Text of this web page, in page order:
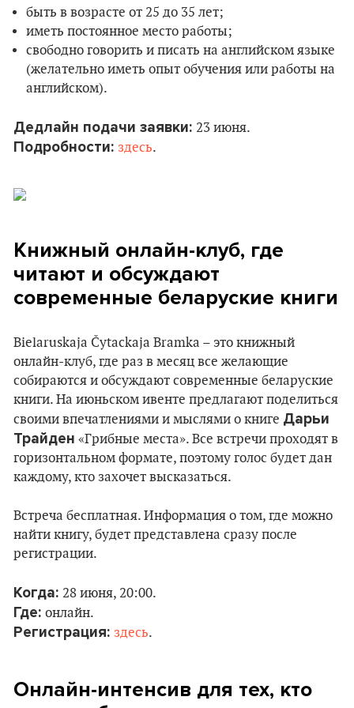
быть в возрасте от 25 до 35 лет;
иметь постоянное место работы;
свободно говорить и писать на английском языке
(желательно иметь опыт обучения или работы на
английском).
Дедлайн подачи заявки: 23 июня.
Подробности: здесь.
Книжный онлайн-клуб, где
читают и обсуждают
современные беларуские книги
Bielaruskaja Čytackaja Bramka – это книжный
онлайн-клуб, где раз в месяц все желающие
собираются и обсуждают современные беларуские
книги. На июньском ивенте предлагают поделиться
своими впечатлениями и мыслями о книге Дарьи
Трайден «Грибные места». Все встречи проходят в
горизонтальном формате, поэтому голос будет дан
каждому, кто захочет высказаться.
Встреча бесплатная. Информация о том, где можно
найти книгу, будет представлена сразу после
регистрации.
Когда: 28 июня, 20:00.
Где: онлайн.
Регистрация: здесь.
Онлайн-интенсив для тех, кто